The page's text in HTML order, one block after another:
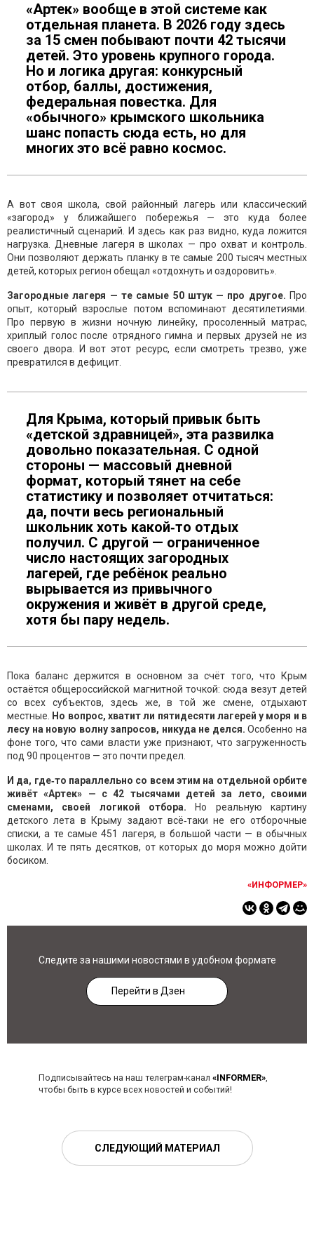
«Артек» вообще в этой системе как
отдельная планета. В 2026 году здесь
за 15 смен побывают почти 42 тысячи
детей. Это уровень крупного города.
Но и логика другая: конкурсный
отбор, баллы, достижения,
федеральная повестка. Для
«обычного» крымского школьника
шанс попасть сюда есть, но для
многих это всё равно космос.
А вот своя школа, свой районный лагерь или классический
«загород» у ближайшего побережья — это куда более
реалистичный сценарий. И здесь как раз видно, куда ложится
нагрузка. Дневные лагеря в школах — про охват и контроль.
Они позволяют держать планку в те самые 200 тысяч местных
детей, которых регион обещал «отдохнуть и оздоровить».
Загородные лагеря — те самые 50 штук — про другое. Про
опыт, который взрослые потом вспоминают десятилетиями.
Про первую в жизни ночную линейку, просоленный матрас,
хриплый голос после отрядного гимна и первых друзей не из
своего двора. И вот этот ресурс, если смотреть трезво, уже
превратился в дефицит.
Для Крыма, который привык быть
«детской здравницей», эта развилка
довольно показательная. С одной
стороны — массовый дневной
формат, который тянет на себе
статистику и позволяет отчитаться:
да, почти весь региональный
школьник хоть какой‑то отдых
получил. С другой — ограниченное
число настоящих загородных
лагерей, где ребёнок реально
вырывается из привычного
окружения и живёт в другой среде,
хотя бы пару недель.
Пока баланс держится в основном за счёт того, что Крым
остаётся общероссийской магнитной точкой: сюда везут детей
со всех субъектов, здесь же, в той же смене, отдыхают
местные.
Но вопрос, хватит ли пятидесяти лагерей у моря и в
лесу на новую волну запросов, никуда не делся. Особенно на
фоне того, что сами власти уже признают, что загруженность
под 90 процентов — это почти предел.
И да, где‑то параллельно со всем этим на отдельной орбите
живёт «Артек» — с 42 тысячами детей за лето, своими
сменами, своей логикой отбора.
Но реальную картину
детского лета в Крыму задают всё‑таки не его отборочные
списки, а те самые 451 лагеря, в большой части — в обычных
школах. И те пять десятков, от которых до моря можно дойти
босиком.
«ИНФОРМЕР»
Следите за нашими новостями в удобном формате
Перейти в Дзен
Подписывайтесь на наш телеграм-канал «INFORMER»,
чтобы быть в курсе всех новостей и событий!
СЛЕДУЮЩИЙ МАТЕРИАЛ